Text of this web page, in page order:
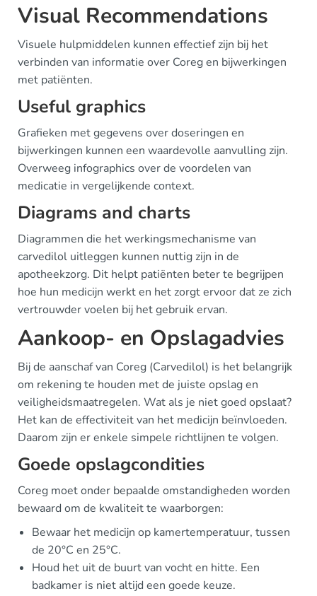
Visual Recommendations
Visuele hulpmiddelen kunnen effectief zijn bij het
verbinden van informatie over Coreg en bijwerkingen
met patiënten.
Useful graphics
Grafieken met gegevens over doseringen en
bijwerkingen kunnen een waardevolle aanvulling zijn.
Overweeg infographics over de voordelen van
medicatie in vergelijkende context.
Diagrams and charts
Diagrammen die het werkingsmechanisme van
carvedilol uitleggen kunnen nuttig zijn in de
apotheekzorg. Dit helpt patiënten beter te begrijpen
hoe hun medicijn werkt en het zorgt ervoor dat ze zich
vertrouwder voelen bij het gebruik ervan.
Aankoop- en Opslagadvies
Bij de aanschaf van Coreg (Carvedilol) is het belangrijk
om rekening te houden met de juiste opslag en
veiligheidsmaatregelen. Wat als je niet goed opslaat?
Het kan de effectiviteit van het medicijn beïnvloeden.
Daarom zijn er enkele simpele richtlijnen te volgen.
Goede opslagcondities
Coreg moet onder bepaalde omstandigheden worden
bewaard om de kwaliteit te waarborgen:
Bewaar het medicijn op kamertemperatuur, tussen
de 20°C en 25°C.
Houd het uit de buurt van vocht en hitte. Een
badkamer is niet altijd een goede keuze.